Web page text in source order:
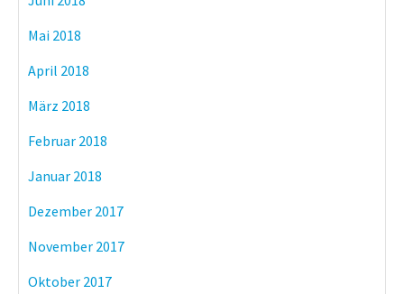
Mai 2018
April 2018
März 2018
Februar 2018
Januar 2018
Dezember 2017
November 2017
Oktober 2017